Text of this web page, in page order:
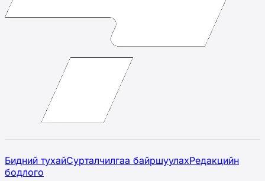
Бидний тухайСурталчилгаа байршуулахРедакцийн
бодлого